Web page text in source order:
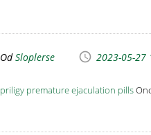
OdSloplerse 2023-05-27
priligy premature ejaculation pills